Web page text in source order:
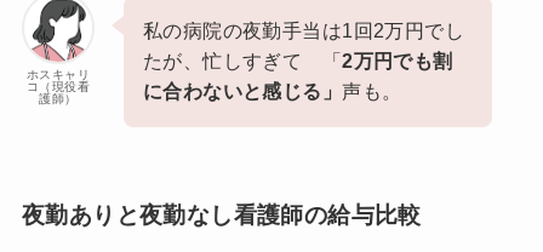
ホスキャリ
コ（現役看
護師）
私の病院の夜勤手当は1回2万円でし
たが、忙しすぎて 「2万円でも割
に合わないと感じる」声も。
夜勤ありと夜勤なし看護師の給与比較